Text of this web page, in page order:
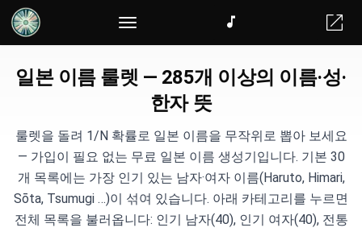
일본 이름 룰렛 — 285개 이상의 이름·성·
한자 뜻
룰렛을 돌려 1/N 확률로 일본 이름을 무작위로 뽑아 보세요
— 가입이 필요 없는 무료 일본 이름 생성기입니다. 기본 30
개 목록에는 가장 인기 있는 남자·여자 이름(Haruto, Himari,
Sōta, Tsumugi …)이 섞여 있습니다. 아래 카테고리를 누르면
전체 목록을 불러옵니다: 인기 남자(40), 인기 여자(40), 전통